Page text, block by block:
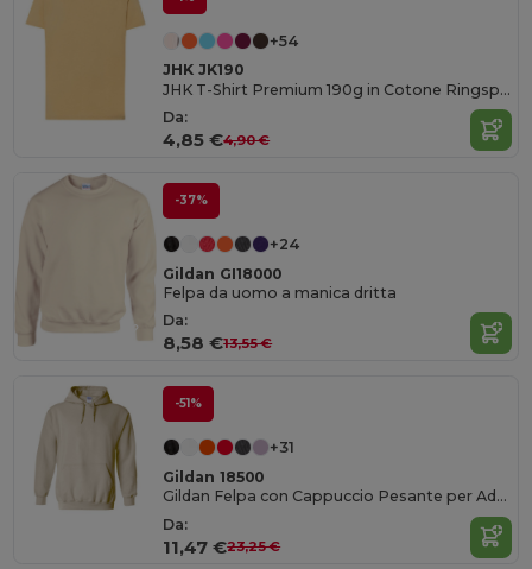
+54
JHK JK190
JHK T-Shirt Premium 190g in Cotone Ringspun
Da:
4,85 €4,90 €
-37%
+24
Gildan GI18000
Felpa da uomo a manica dritta
Da:
8,58 €13,55 €
-51%
+31
Gildan 18500
Gildan Felpa con Cappuccio Pesante per Adulti in Misto Cotone e Poliestere
Da:
11,47 €23,25 €